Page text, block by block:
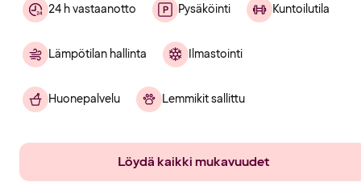
24 h vastaanotto Pysäköinti Kuntoilutila
Lämpötilan hallinta Ilmastointi
Huonepalvelu Lemmikit sallittu
Löydä kaikki mukavuudet